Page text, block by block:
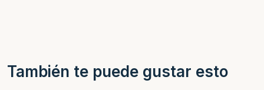
También te puede gustar esto